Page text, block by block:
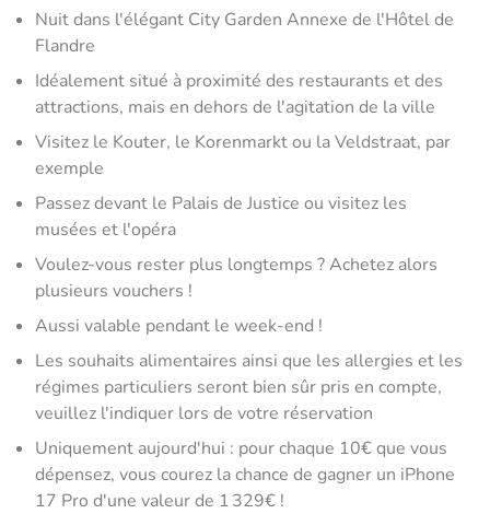
Nuit dans l'élégant City Garden Annexe de l'Hôtel de
Flandre
Idéalement situé à proximité des restaurants et des
attractions, mais en dehors de l'agitation de la ville
Visitez le Kouter, le Korenmarkt ou la Veldstraat, par
exemple
Passez devant le Palais de Justice ou visitez les
musées et l'opéra
Voulez-vous rester plus longtemps ? Achetez alors
plusieurs vouchers !
Aussi valable pendant le week-end !
Les souhaits alimentaires ainsi que les allergies et les
régimes particuliers seront bien sûr pris en compte,
veuillez l'indiquer lors de votre réservation
Uniquement aujourd'hui : pour chaque 10€ que vous
dépensez, vous courez la chance de gagner un iPhone
17 Pro d'une valeur de 1 329€ !